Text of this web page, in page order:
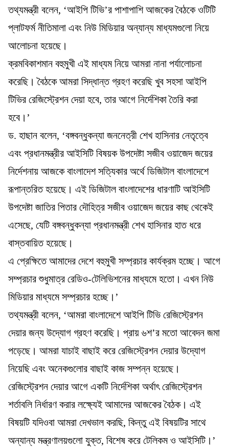
তথ্যমন্ত্রী বলেন, ‘আইপি টিভি’র পাশাপাশি আজকের বৈঠকে ওটিটি
প্লাটফর্ম নীতিমালা এবং নিউ মিডিয়ার অন্যান্য মাধ্যমগুলো নিয়ে
আলোচনা হয়েছে।
ক্রমবিকাশমান বহুমুখী এই মাধ্যম নিয়ে আমরা নানা পর্যালোচনা
করেছি। বৈঠকে আমরা সিদ্ধান্ত গ্রহণ করেছি খুব সহসা আইপি
টিভির রেজিস্ট্রেশন দেয়া হবে, তার আগে নির্দেশিকা তৈরি করা
হবে।’
ড. হাছান বলেন, ‘বঙ্গবন্ধুকন্যা জননেত্রী শেখ হাসিনার নেতৃত্বে
এবং প্রধানমন্ত্রীর আইসিটি বিষয়ক উপদেষ্টা সজীব ওয়াজেদ জয়ের
নির্দেশনায় আজকে বাংলাদেশ সত্যিকার অর্থে ডিজিটাল বাংলাদেশে
রূপান্তরিত হয়েছে। এই ডিজিটাল বাংলাদেশের ধারণাটি আইসিটি
উপদেষ্টা জাতির পিতার দৌহিত্র সজীব ওয়াজেদ জয়ের কাছ থেকেই
এসেছে, যেটি বঙ্গবন্ধুকন্যা প্রধানমন্ত্রী শেখ হাসিনার হাত ধরে
বাস্তবায়িত হয়েছে।
এ প্রেক্ষিতে আমাদের দেশে বহুমুখী সম্প্রচার কার্যক্রম হচ্ছে। আগে
সম্প্রচার শুধুমাত্র রেডিও-টেলিভিশনের মাধ্যমে হতো। এখন নিউ
মিডিয়ার মাধ্যমে সম্প্রচার হচ্ছে।’
তথ্যমন্ত্রী বলেন, ‘আমরা বাংলাদেশে আইপি টিভি রেজিস্ট্রেশন
দেয়ার জন্য উদ্যোগ গ্রহণ করেছি। প্রায় ৬শ’র মতো আবেদন জমা
পড়েছে। আমরা যাচাই বাছাই করে রেজিস্ট্রেশন দেয়ার উদ্যোগ
নিয়েছি এবং অনেকগুলোর বাছাই কাজ সম্পন্ন হয়েছে।
রেজিস্ট্রেশন দেয়ার আগে একটি নির্দেশিকা অর্থাৎ রেজিস্ট্রেশন
শর্তাবলি নির্ধারণ করার লক্ষ্যেই আমাদের আজকের বৈঠক। এই
বিষয়টি যদিওবা আমরা দেখভাল করছি, কিন্তু এই বিষয়টির সাথে
অন্যান্য মন্ত্রণালয়গুলো যুক্ত, বিশেষ করে টেলিকম ও আইসিটি।’